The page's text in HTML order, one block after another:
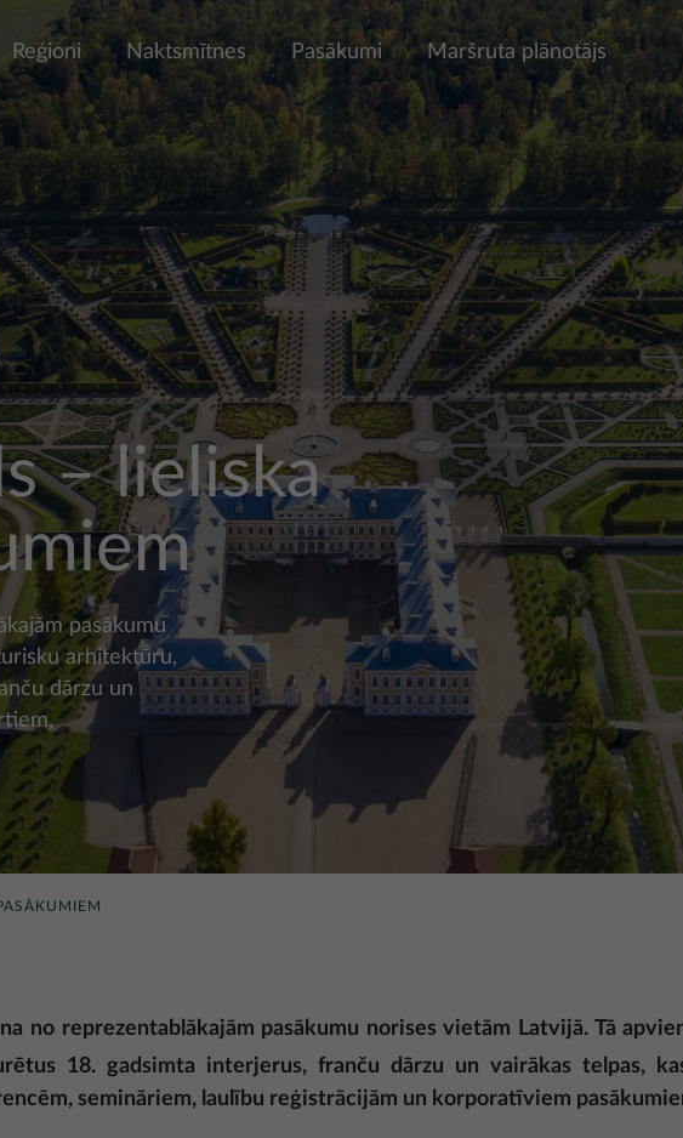
Reģioni Naktsmītnes Pasākumi Maršruta plānotājs
– lieliska
pasākumu
arhitektūru,
dārzu un
no reprezentablākajām pasākumu norises vietām Latvijā. Tā
18. gadsimta interjerus, franču dārzu un vairākas telpas,
semināriem, laulību reģistrācijām un korporatīviem